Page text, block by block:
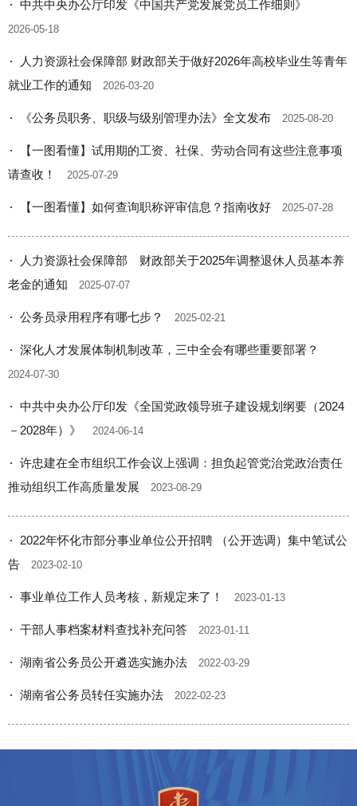
中共中央办公厅印发《中国共产党发展党员工作细则》
2026-05-18
人力资源社会保障部 财政部关于做好2026年高校毕业生等青年
就业工作的通知
2026-03-20
《公务员职务、职级与级别管理办法》全文发布 2025-08-20
【一图看懂】试用期的工资、社保、劳动合同有这些注意事项
请查收！
2025-07-29
【一图看懂】如何查询职称评审信息？指南收好 2025-07-28
人力资源社会保障部 财政部关于2025年调整退休人员基本养
老金的通知
2025-07-07
公务员录用程序有哪七步？ 2025-02-21
深化人才发展体制机制改革，三中全会有哪些重要部署？
2024-07-30
中共中央办公厅印发《全国党政领导班子建设规划纲要（2024
－2028年）》
2024-06-14
许忠建在全市组织工作会议上强调：担负起管党治党政治责任
推动组织工作高质量发展
2023-08-29
2022年怀化市部分事业单位公开招聘 （公开选调）集中笔试公
告
2023-02-10
事业单位工作人员考核，新规定来了！ 2023-01-13
干部人事档案材料查找补充问答 2023-01-11
湖南省公务员公开遴选实施办法 2022-03-29
湖南省公务员转任实施办法 2022-02-23